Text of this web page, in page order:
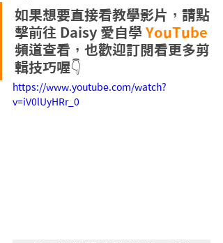
如果想要直接看教學影片，請點
擊前往 Daisy 愛自學 YouTube
頻道查看，也歡迎訂閱看更多剪
輯技巧喔👇
https://www.youtube.com/watch?
v=iV0lUyHRr_0